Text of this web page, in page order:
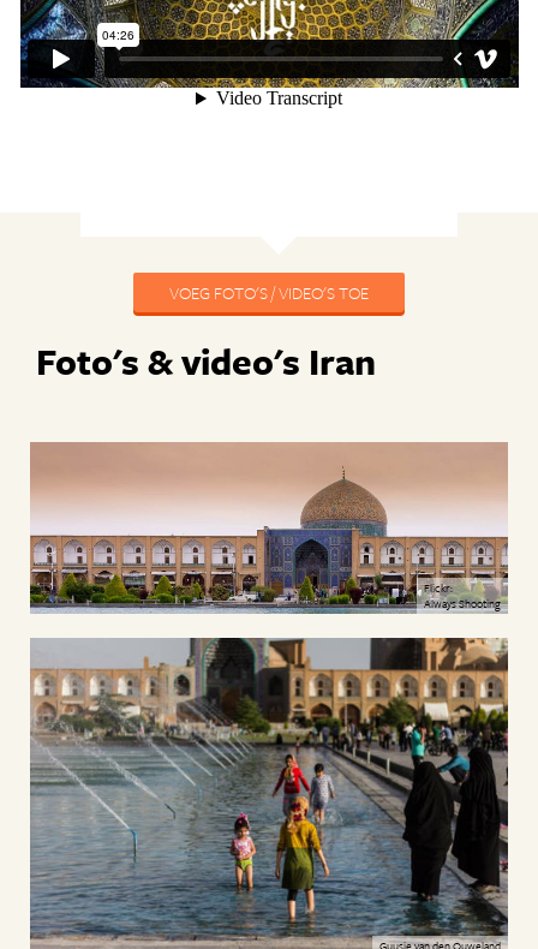
VOEG FOTO'S / VIDEO'S TOE
Foto's & video's Iran
Flickr:
Always Shooting
Guusje van den Ouweland